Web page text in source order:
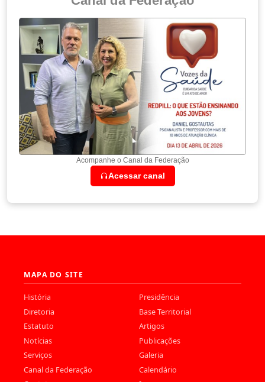
Acompanhe o Canal da Federação
Acessar canal
MAPA DO SITE
História
Presidência
Diretoria
Base Territorial
Estatuto
Artigos
Notícias
Publicações
Serviços
Galeria
Canal da Federação
Calendário